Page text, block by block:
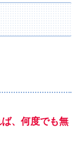
、何度でも無